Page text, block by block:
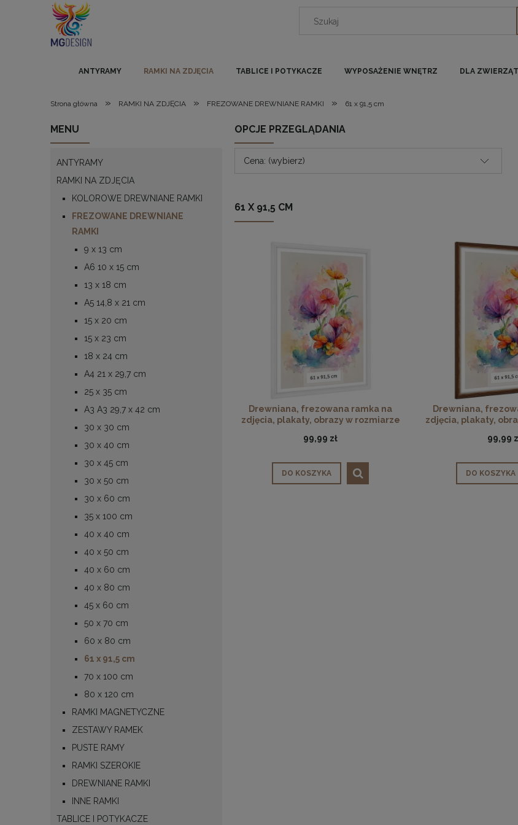
ANTYRAMY RAMKI NA ZDJĘCIA TABLICE I POTYKACZE WYPOSAŻENIE WNĘTRZ DLA ZWIERZĄT
Strona główna » RAMKI NA ZDJĘCIA » FREZOWANE DREWNIANE RAMKI » 61 x 91,5 cm
MENU
ANTYRAMY
RAMKI NA ZDJĘCIA
KOLOROWE DREWNIANE RAMKI
FREZOWANE DREWNIANE
RAMKI
9 x 13 cm
A6 10 x 15 cm
13 x 18 cm
A5 14,8 x 21 cm
15 x 20 cm
15 x 23 cm
18 x 24 cm
A4 21 x 29,7 cm
25 x 35 cm
A3 A3 29,7 x 42 cm
30 x 30 cm
30 x 40 cm
30 x 45 cm
30 x 50 cm
30 x 60 cm
35 x 100 cm
40 x 40 cm
40 x 50 cm
40 x 60 cm
40 x 80 cm
45 x 60 cm
50 x 70 cm
60 x 80 cm
61 x 91,5 cm
70 x 100 cm
80 x 120 cm
RAMKI MAGNETYCZNE
ZESTAWY RAMEK
PUSTE RAMY
RAMKI SZEROKIE
DREWNIANE RAMKI
INNE RAMKI
TABLICE I POTYKACZE
OPCJE PRZEGLĄDANIA
Cena: (wybierz)
61 X 91,5 CM
Drewniana, frezowana ramka na
zdjęcia, plakaty, obrazy w rozmiarze
99,99 zł
DO KOSZYKA
Drewniana,
zdjęcia, plakaty,
99,99
DO KOSZYKA